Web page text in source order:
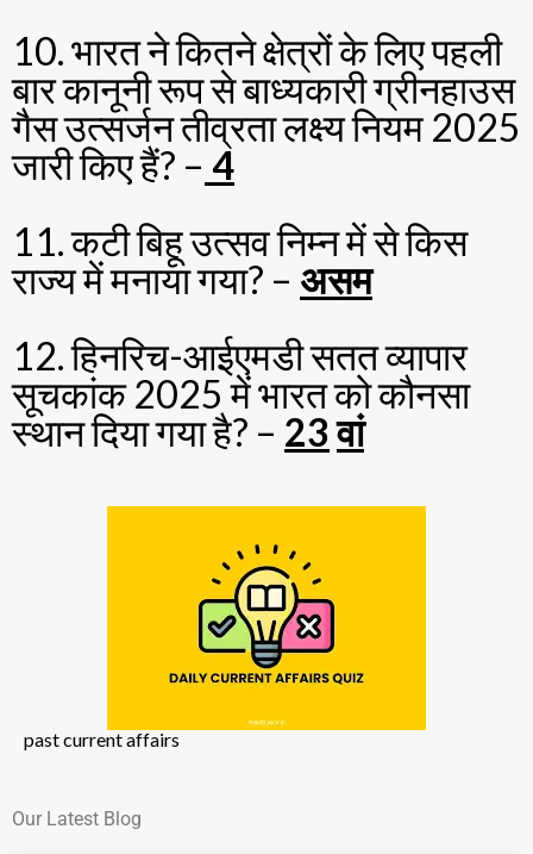
10. भारत ने कितने क्षेत्रों के लिए पहली
बार कानूनी रूप से बाध्यकारी ग्रीनहाउस
गैस उत्सर्जन तीव्रता लक्ष्य नियम 2025
जारी किए हैं? – 4
11. कटी बिहू उत्सव निम्न में से किस
राज्य में मनाया गया? – असम
12. हिनरिच-आईएमडी सतत व्यापार
सूचकांक 2025 में भारत को कौनसा
स्थान दिया गया है? – 23 वां
past current affairs
Our Latest Blog